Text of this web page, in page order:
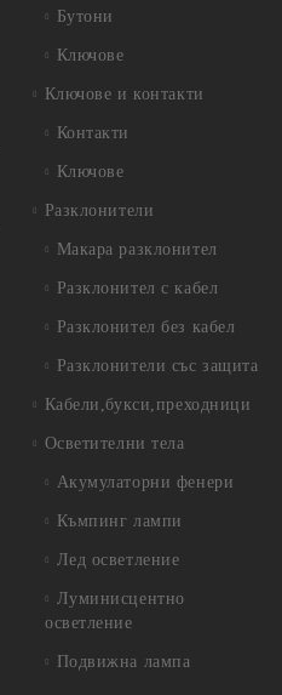
Бутони
Ключове
Ключове и контакти
Контакти
Ключове
Разклонители
Макара разклонител
Разклонител с кабел
Разклонител без кабел
Разклонители със защита
Кабели,букси,преходници
Осветителни тела
Акумулаторни фенери
Къмпинг лампи
Лед осветление
Луминисцентно
осветление
Подвижна лампа